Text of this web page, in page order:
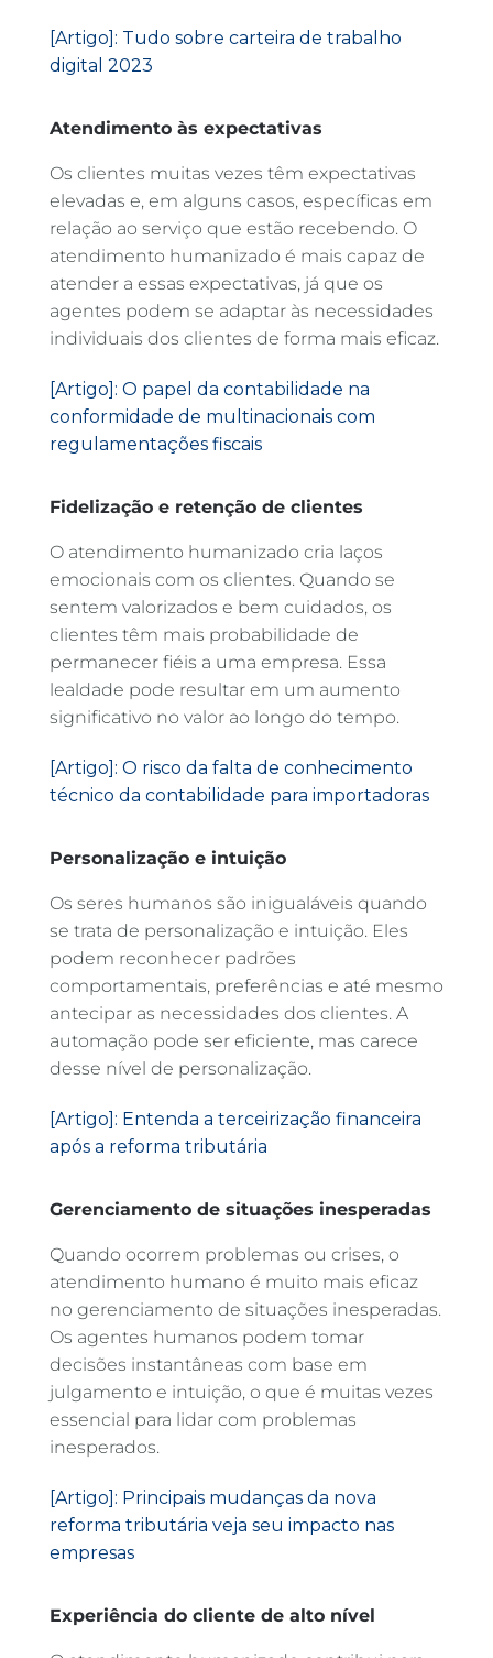
[Artigo]: Tudo sobre carteira de trabalho
digital 2023
Atendimento às expectativas
Os clientes muitas vezes têm expectativas
elevadas e, em alguns casos, específicas em
relação ao serviço que estão recebendo. O
atendimento humanizado é mais capaz de
atender a essas expectativas, já que os
agentes podem se adaptar às necessidades
individuais dos clientes de forma mais eficaz.
[Artigo]: O papel da contabilidade na
conformidade de multinacionais com
regulamentações fiscais
Fidelização e retenção de clientes
O atendimento humanizado cria laços
emocionais com os clientes. Quando se
sentem valorizados e bem cuidados, os
clientes têm mais probabilidade de
permanecer fiéis a uma empresa. Essa
lealdade pode resultar em um aumento
significativo no valor ao longo do tempo.
[Artigo]: O risco da falta de conhecimento
técnico da contabilidade para importadoras
Personalização e intuição
Os seres humanos são inigualáveis quando
se trata de personalização e intuição. Eles
podem reconhecer padrões
comportamentais, preferências e até mesmo
antecipar as necessidades dos clientes. A
automação pode ser eficiente, mas carece
desse nível de personalização.
[Artigo]: Entenda a terceirização financeira
após a reforma tributária
Gerenciamento de situações inesperadas
Quando ocorrem problemas ou crises, o
atendimento humano é muito mais eficaz
no gerenciamento de situações inesperadas.
Os agentes humanos podem tomar
decisões instantâneas com base em
julgamento e intuição, o que é muitas vezes
essencial para lidar com problemas
inesperados.
[Artigo]: Principais mudanças da nova
reforma tributária veja seu impacto nas
empresas
Experiência do cliente de alto nível